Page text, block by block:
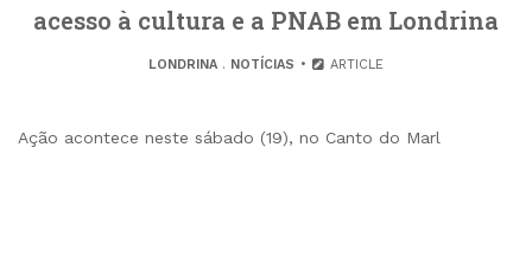
acesso à cultura e a PNAB em Londrina
LONDRINA. NOTÍCIAS ARTICLE
Ação acontece neste sábado (19), no Canto do Marl